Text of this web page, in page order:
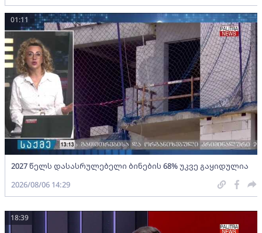
2027 წელს დასასრულებელი ბინების 68% უკვე გაყიდულია
01:11
2026/08/06 14:29
18:39